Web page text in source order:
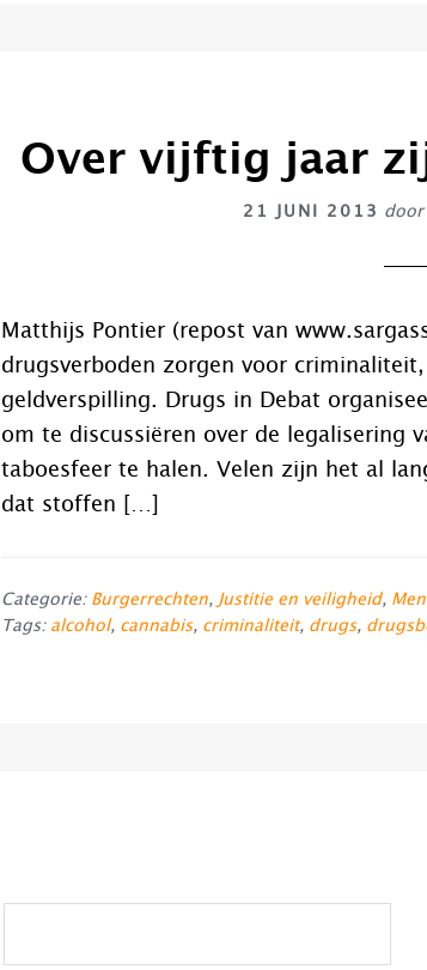
Over vijftig jaar
21 JUNI 2013 door
Matthijs Pontier (repost van
drugsverboden zorgen voor
geldverspilling. Drugs in Debat
om te discussiëren over de legalisering
taboesfeer te halen. Velen zijn het al
dat stoffen […]
Categorie: Burgerrechten, Justitie en veiligheid,
Tags: alcohol, cannabis, criminaliteit, drugs,